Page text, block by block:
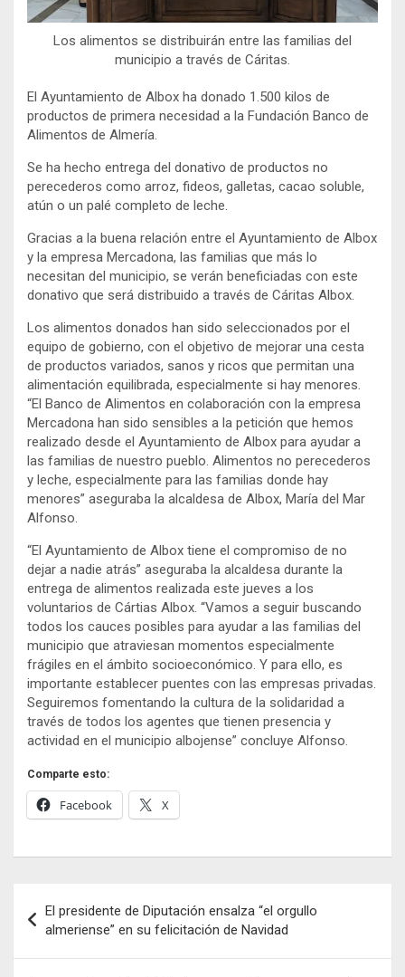
Los alimentos se distribuirán entre las familias del
municipio a través de Cáritas.
El Ayuntamiento de Albox ha donado 1.500 kilos de
productos de primera necesidad a la Fundación Banco de
Alimentos de Almería.
Se ha hecho entrega del donativo de productos no
perecederos como arroz, fideos, galletas, cacao soluble,
atún o un palé completo de leche.
Gracias a la buena relación entre el Ayuntamiento de Albox
y la empresa Mercadona, las familias que más lo
necesitan del municipio, se verán beneficiadas con este
donativo que será distribuido a través de Cáritas Albox.
Los alimentos donados han sido seleccionados por el
equipo de gobierno, con el objetivo de mejorar una cesta
de productos variados, sanos y ricos que permitan una
alimentación equilibrada, especialmente si hay menores.
“El Banco de Alimentos en colaboración con la empresa
Mercadona han sido sensibles a la petición que hemos
realizado desde el Ayuntamiento de Albox para ayudar a
las familias de nuestro pueblo. Alimentos no perecederos
y leche, especialmente para las familias donde hay
menores” aseguraba la alcaldesa de Albox, María del Mar
Alfonso.
“El Ayuntamiento de Albox tiene el compromiso de no
dejar a nadie atrás” aseguraba la alcaldesa durante la
entrega de alimentos realizada este jueves a los
voluntarios de Cártias Albox. “Vamos a seguir buscando
todos los cauces posibles para ayudar a las familias del
municipio que atraviesan momentos especialmente
frágiles en el ámbito socioeconómico. Y para ello, es
importante establecer puentes con las empresas privadas.
Seguiremos fomentando la cultura de la solidaridad a
través de todos los agentes que tienen presencia y
actividad en el municipio albojense” concluye Alfonso.
Comparte esto:
Facebook X
de
entradas
El presidente de Diputación ensalza “el orgullo
almeriense” en su felicitación de Navidad